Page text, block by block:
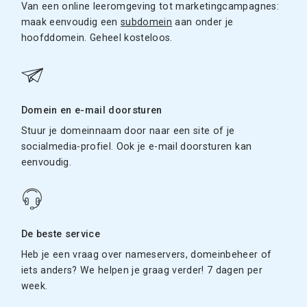
Van een online leeromgeving tot marketingcampagnes:
maak eenvoudig eensubdomein aan onder je
hoofddomein. Geheel kosteloos.
Domein en e-mail doorsturen
Stuur je domeinnaam door naar een site of je
socialmedia-profiel. Ook je e-mail doorsturen kan
eenvoudig.
De beste service
Heb je een vraag over nameservers, domeinbeheer of
iets anders? We helpen je graag verder! 7 dagen per
week.